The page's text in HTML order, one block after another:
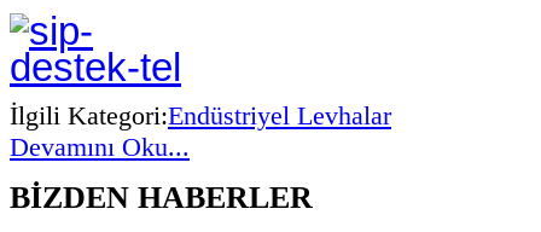
İlgili Kategori:Endüstriyel Levhalar
Devamını Oku...
BİZDEN HABERLER